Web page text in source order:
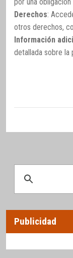
Derechos:
otros derechos,
Información
detallada sobre
Publicidad